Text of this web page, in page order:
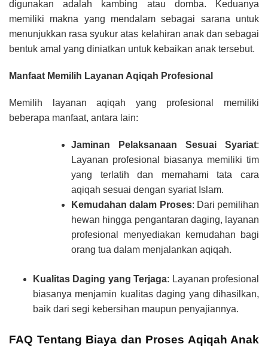
digunakan adalah kambing atau domba. Keduanya
memiliki makna yang mendalam sebagai sarana untuk
menunjukkan rasa syukur atas kelahiran anak dan sebagai
bentuk amal yang diniatkan untuk kebaikan anak tersebut.
Manfaat Memilih Layanan Aqiqah Profesional
Memilih layanan aqiqah yang profesional memiliki
beberapa manfaat, antara lain:
Jaminan Pelaksanaan Sesuai Syariat:
Layanan profesional biasanya memiliki tim
yang terlatih dan memahami tata cara
aqiqah sesuai dengan syariat Islam.
Kemudahan dalam Proses: Dari pemilihan
hewan hingga pengantaran daging, layanan
profesional menyediakan kemudahan bagi
orang tua dalam menjalankan aqiqah.
Kualitas Daging yang Terjaga: Layanan profesional
biasanya menjamin kualitas daging yang dihasilkan,
baik dari segi kebersihan maupun penyajiannya.
FAQ Tentang Biaya dan Proses Aqiqah Anak